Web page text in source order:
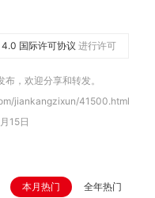
国际许可协议 进行许可
布，欢迎分享和转发。
jiankangzixun/41500.html
15日
本月热门 全年热门